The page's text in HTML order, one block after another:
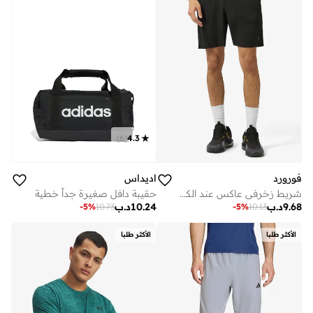
فورورد
شريط زخرفي عاكس عند الكتف الخلفي والجانب
د.ب9.68
10.13
-5%
4.3
(
6
)
اديداس
حقيبة دافل صغيرة جداً خطية
د.ب10.24
10.73
-5%
الأكثر طلبا الأكثر طلبا